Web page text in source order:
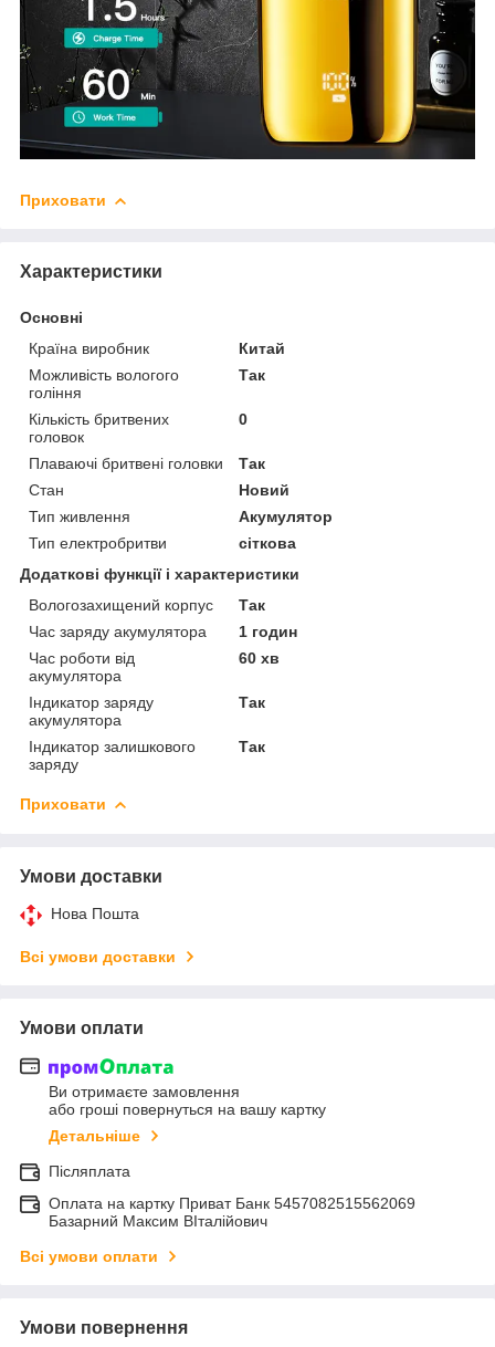
Приховати
Характеристики
Основні
Країна виробник
Китай
Можливість вологого
гоління
Так
Кількість бритвених
головок
0
Плаваючі бритвені головки
Так
Стан
Новий
Тип живлення
Акумулятор
Тип електробритви
сіткова
Додаткові функції і характеристики
Вологозахищений корпус
Так
Час заряду акумулятора
1 годин
Час роботи від
акумулятора
60 хв
Індикатор заряду
акумулятора
Так
Індикатор залишкового
заряду
Так
Приховати
Умови доставки
Нова Пошта
Всі умови доставки
Умови оплати
Ви отримаєте замовлення
або гроші повернуться на вашу картку
Детальніше
Післяплата
Оплата на картку Приват Банк 5457082515562069
Базарний Максим ВІталійович
Всі умови оплати
Умови повернення